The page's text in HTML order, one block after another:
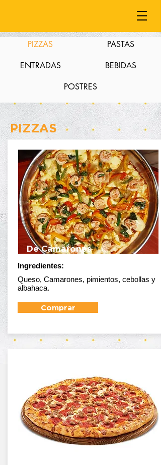
PIZZAS
PASTAS
ENTRADAS
BEBIDAS
POSTRES
PIZZAS
De Camarones
Ingredientes:
Queso, Camarones, pimientos, cebollas y
albahaca.
Comprar